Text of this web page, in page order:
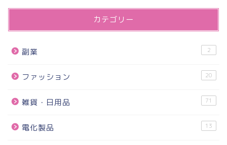
カテゴリー
副業 2
ファッション 20
雑貨・日用品 71
電化製品 13